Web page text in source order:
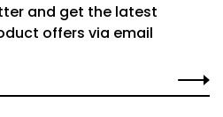
and get the latest
offers via email